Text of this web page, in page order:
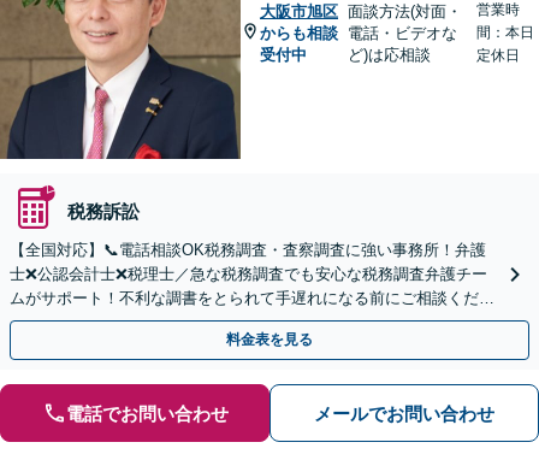
大阪市旭区
からも相談
受付中
面談方法(対面・
電話・ビデオな
ど)は応相談
営業時
間：本日
定休日
税務訴訟
【全国対応】📞電話相談OK税務調査・査察調査に強い事務所！弁護
士❌公認会計士❌税理士／急な税務調査でも安心な税務調査弁護チー
ムがサポート！不利な調書をとられて手遅れになる前にご相談くださ
い。
料金表を見る
電話でお問い合わせ メールでお問い合わせ